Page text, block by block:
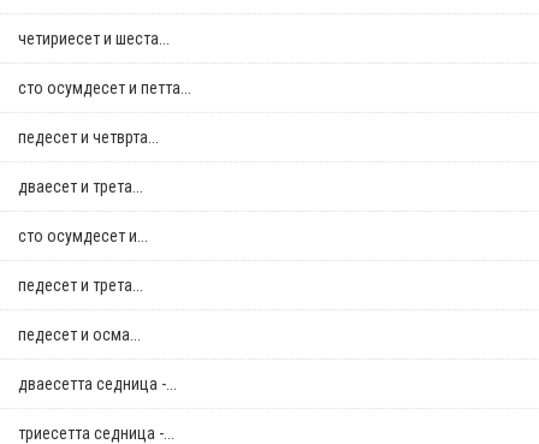
четириесет и шеста...
сто осумдесет и петта...
педесет и четврта...
дваесет и трета...
сто осумдесет и...
педесет и трета...
педесет и осма...
дваесетта седница -...
триесетта седница -...